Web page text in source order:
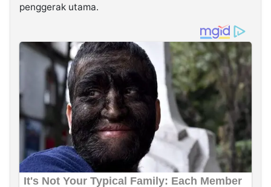
penggerak utama.